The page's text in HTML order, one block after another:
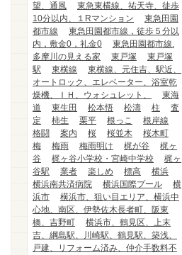
望、通風
東急東横線、祐天寺、徒歩
10分以内、１Rマンション
東急田園
都市線
東急田園都市線，徒歩５分以
内，敷金0，礼金0
東急田園都市線.
多摩川の見える家
東戸塚
東戸塚
駅
東横線
東横線、元住吉、駅近、
オートロック、エレベーター、浴室乾
燥機、ＩＨ、ウォシュレット、
東海
道
東生田 松本悟 松濤 柱
査
定
柿生 栗平 根っこ
根岸線
格闘
案内 桜 桜並木
桜木町
梅
梅雨 梅雨明け 梶が谷
梶ヶ
谷
梶ヶ谷小学校・宮崎中学校
梶ヶ
谷駅
業者 楽しめ 標高
横浜
横浜南共済病院
横浜国際プール
横
浜市
横浜市、狙い目エリア、横浜中
心地、南区、伊勢佐木長者町、阪東
橋、吉野町
横浜市、鶴見区、上末
吉、綱島駅、川崎駅、鶴見駅、築浅、
戸建、リフォーム済み、仲介手数料不